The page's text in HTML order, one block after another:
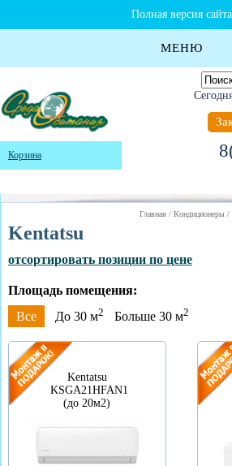
Полная версия сайта
МЕНЮ
Корзина
Главная / Кондиционеры /
Kentatsu
отсортировать позиции по цене
Площадь помещения:
Все
До 30 м2 Больше 30 м2
Kentatsu
KSGА21HFAN1
(до 20м2)